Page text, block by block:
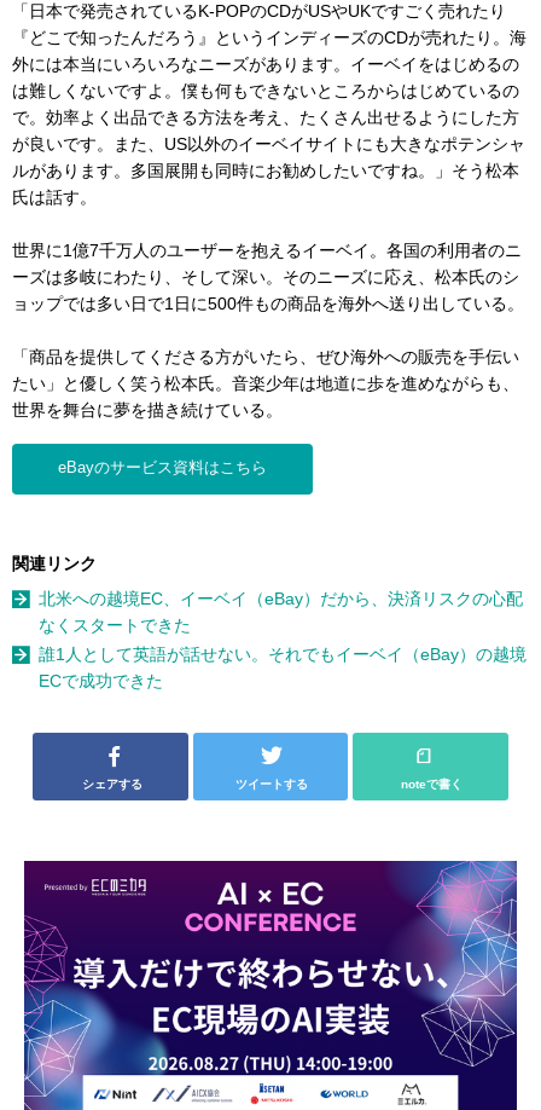
「日本で発売されているK-POPのCDがUSやUKですごく売れたり
『どこで知ったんだろう』というインディーズのCDが売れたり。海
外には本当にいろいろなニーズがあります。イーベイをはじめるの
は難しくないですよ。僕も何もできないところからはじめているの
で。効率よく出品できる方法を考え、たくさん出せるようにした方
が良いです。また、US以外のイーベイサイトにも大きなポテンシャ
ルがあります。多国展開も同時にお勧めしたいですね。」そう松本
氏は話す。
世界に1億7千万人のユーザーを抱えるイーベイ。各国の利用者のニ
ーズは多岐にわたり、そして深い。そのニーズに応え、松本氏のシ
ョップでは多い日で1日に500件もの商品を海外へ送り出している。
「商品を提供してくださる方がいたら、ぜひ海外への販売を手伝い
たい」と優しく笑う松本氏。音楽少年は地道に歩を進めながらも、
世界を舞台に夢を描き続けている。
eBayのサービス資料はこちら
関連リンク
北米への越境EC、イーベイ（eBay）だから、決済リスクの心配
なくスタートできた
誰1人として英語が話せない。それでもイーベイ（eBay）の越境
ECで成功できた
シェアする ツイートする noteで書く